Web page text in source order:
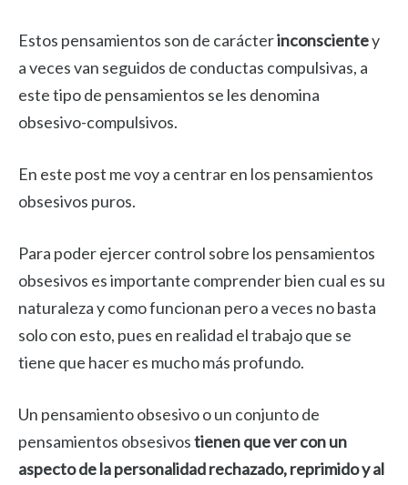
Estos pensamientos son de carácterinconscientey
a veces van seguidos de conductas compulsivas, a
este tipo de pensamientos se les denomina
obsesivo-compulsivos.
En este post me voy a centrar en los pensamientos
obsesivos puros.
Para poder ejercer control sobre los pensamientos
obsesivos es importante comprender bien cual es su
naturaleza y como funcionan pero a veces no basta
solo con esto, pues en realidad el trabajo que se
tiene que hacer es mucho más profundo.
Un pensamiento obsesivo o un conjunto de
pensamientos obsesivostienen que ver con un
aspecto de la personalidad rechazado, reprimido y al